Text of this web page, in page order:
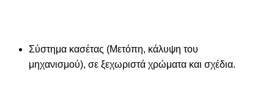
Σύστημα κασέτας (Μετόπη, κάλυψη του
μηχανισμού), σε ξεχωριστά χρώματα και σχέδια.